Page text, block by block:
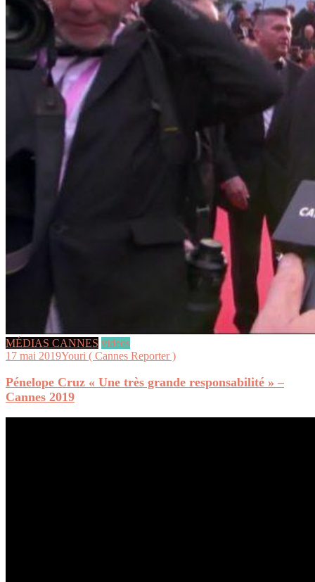
MÉDIAS CANNES videos
17 mai 2019Youri ( Cannes Reporter )
Pénelope Cruz « Une très grande responsabilité » –
Cannes 2019